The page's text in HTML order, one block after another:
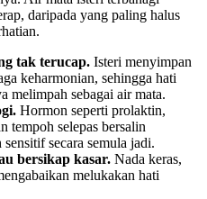
daripada yang paling halus
tak terucap. Isteri menyimpan
keharmonian, sehingga hati
melimpah sebagai air mata.
Hormon seperti prolaktin,
tempoh selepas bersalin
secara semula jadi.
bersikap kasar. Nada keras,
melukakan hati